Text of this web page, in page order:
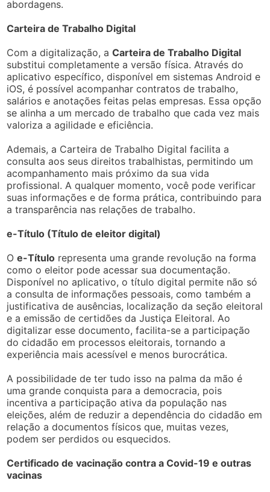
abordagens.
Carteira de Trabalho Digital
Com a digitalização, aCarteira de Trabalho Digital
substitui completamente a versão física. Através do
aplicativo específico, disponível em sistemas Android e
iOS, é possível acompanhar contratos de trabalho,
salários e anotações feitas pelas empresas. Essa opção
se alinha a um mercado de trabalho que cada vez mais
valoriza a agilidade e eficiência.
Ademais, a Carteira de Trabalho Digital facilita a
consulta aos seus direitos trabalhistas, permitindo um
acompanhamento mais próximo da sua vida
profissional. A qualquer momento, você pode verificar
suas informações e de forma prática, contribuindo para
a transparência nas relações de trabalho.
e-Título (Título de eleitor digital)
Oe-Título representa uma grande revolução na forma
como o eleitor pode acessar sua documentação.
Disponível no aplicativo, o título digital permite não só
a consulta de informações pessoais, como também a
justificativa de ausências, localização da seção eleitoral
e a emissão de certidões da Justiça Eleitoral. Ao
digitalizar esse documento, facilita-se a participação
do cidadão em processos eleitorais, tornando a
experiência mais acessível e menos burocrática.
A possibilidade de ter tudo isso na palma da mão é
uma grande conquista para a democracia, pois
incentiva a participação ativa da população nas
eleições, além de reduzir a dependência do cidadão em
relação a documentos físicos que, muitas vezes,
podem ser perdidos ou esquecidos.
Certificado de vacinação contra a Covid-19 e outras
vacinas